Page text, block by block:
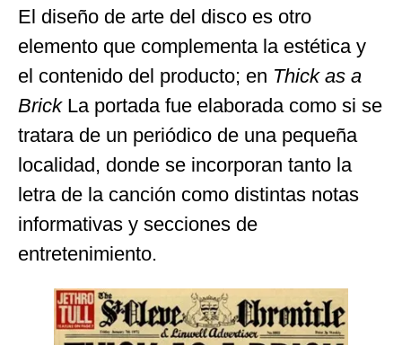
El diseño de arte del disco es otro
elemento que complementa la estética y
el contenido del producto; en Thick as a
BrickLa portada fue elaborada como si se
tratara de un periódico de una pequeña
localidad, donde se incorporan tanto la
letra de la canción como distintas notas
informativas y secciones de
entretenimiento.